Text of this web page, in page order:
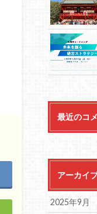
最近のコ
アーカイ
2025年9月